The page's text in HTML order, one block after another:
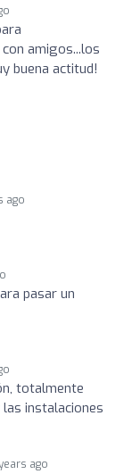
amigos...los
buena actitud!
ago
pasar un
totalmente
instalaciones
ago